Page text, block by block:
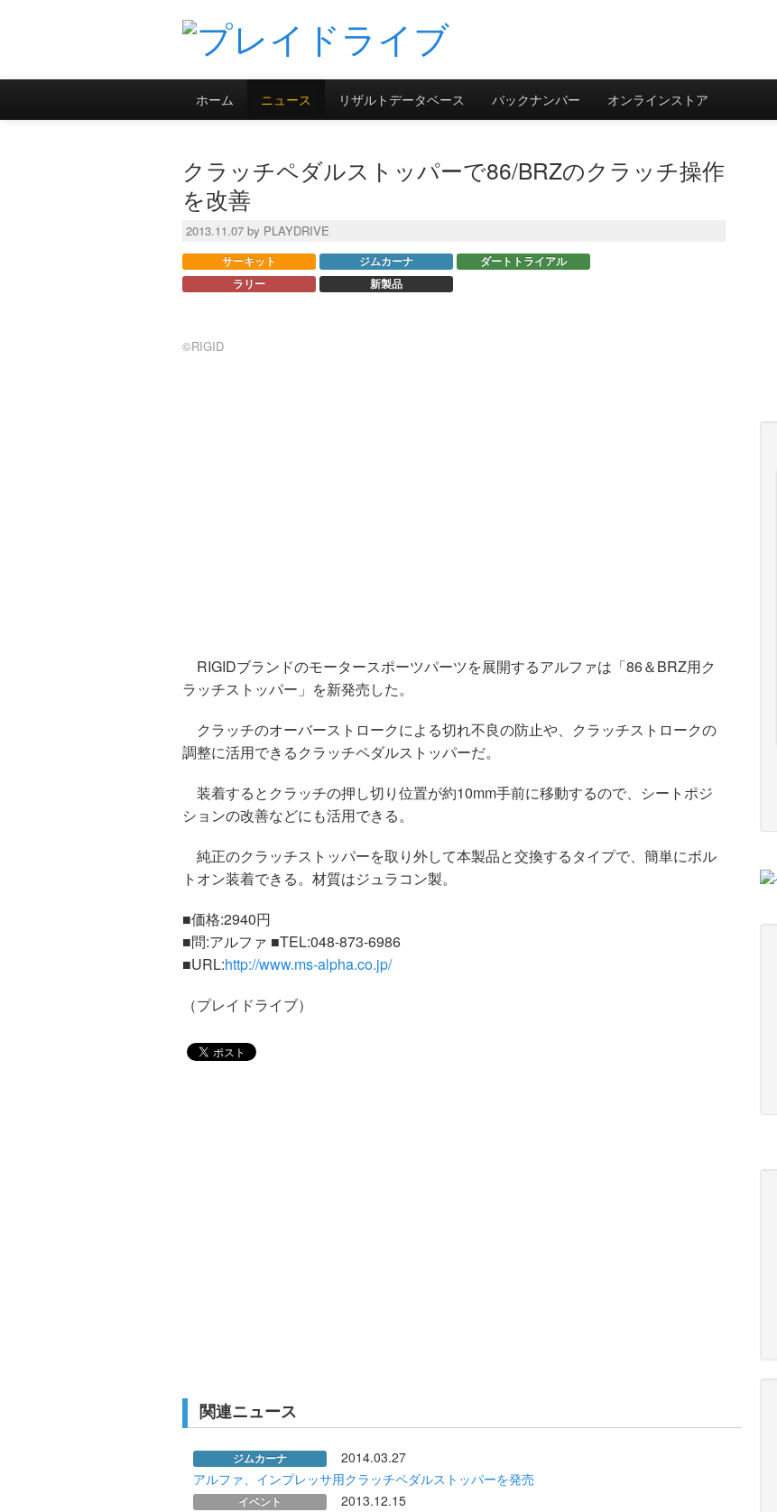
ホーム ニュース リザルトデータベース バックナンバー オンラインストア
クラッチペダルストッパーで86/BRZのクラッチ操作
を改善
2013.11.07 by PLAYDRIVE
サーキット ジムカーナ
ダートトライアル
ラリー
新製品
©RIGID
RIGIDブランドのモータースポーツパーツを展開するアルファは「86＆BRZ用ク
ラッチストッパー」を新発売した。
クラッチのオーバーストロークによる切れ不良の防止や、クラッチストロークの
調整に活用できるクラッチペダルストッパーだ。
装着するとクラッチの押し切り位置が約10mm手前に移動するので、シートポジ
ションの改善などにも活用できる。
純正のクラッチストッパーを取り外して本製品と交換するタイプで、簡単にボル
トオン装着できる。材質はジュラコン製。
■価格:2940円
■問:アルファ ■TEL:048-873-6986
■URL:http://www.ms-alpha.co.jp/
（プレイドライブ）
関連ニュース
ジムカーナ
2014.03.27
アルファ、インプレッサ用クラッチペダルストッパーを発売
イベント
2013.12.15